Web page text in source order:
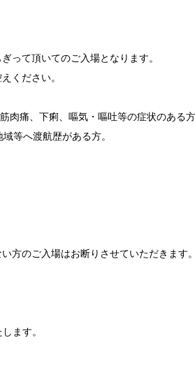
って頂いてのご入場となります。
ください。
痛、下痢、嘔気・嘔吐等の症状のある方
等へ渡航歴がある方。
方のご入場はお断りさせていただきます。
ます。